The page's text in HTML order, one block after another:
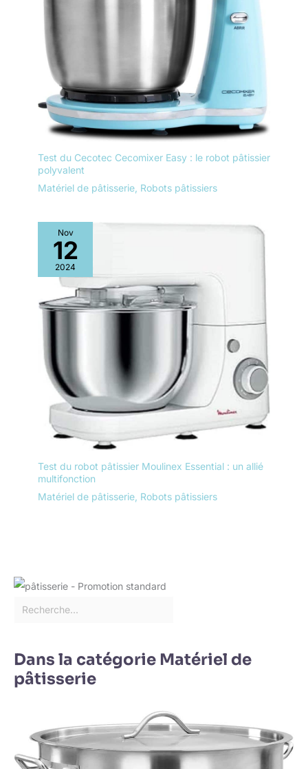
Test du Cecotec Cecomixer Easy : le robot pâtissier
polyvalent
Matériel de pâtisserie, Robots pâtissiers
Nov
12
2024
Test du robot pâtissier Moulinex Essential : un allié
multifonction
Matériel de pâtisserie Robots pâtissiers
Dans la catégorie Matériel de
pâtisserie